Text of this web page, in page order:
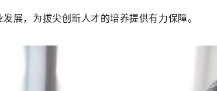
展，为拔尖创新人才的培养提供有力保障。